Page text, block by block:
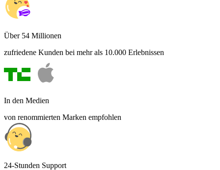
Über 54 Millionen
zufriedene Kunden bei mehr als 10.000 Erlebnissen
In den Medien
von renommierten Marken empfohlen
24-Stunden Support